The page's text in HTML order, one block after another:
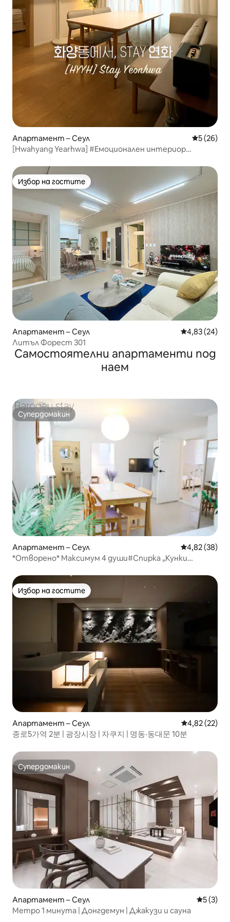
Апартамент – Сеул Средна
5 (26)
[Hwahyang Yearhwa] #Емоционален интериор
„Конкук“ #Пазаруване в Seongsu #Асансьор #Ново #3
климатика
Избор на гостите
Избор на гостите
Апартамент – Сеул Средна
4,83 (24)
Литъл Форест 301
Самостоятелни апартаменти под
наем
Супердомакин
Супердомакин
Апартамент – Сеул Средна
4,82 (38)
*Отворено* Максимум 4 души#Спирка „Кунки
парк#Река Ханган в Туксим#Дългосрочен престой е
добре дошъл
Избор на гостите
Избор на гостите
Апартамент – Сеул Средна
4,82 (22)
종로5가역 2분 | 광장시장 | 자쿠지 | 명동·동대문 10분
Супердомакин
Супердомакин
Апартамент – Сеул Средна
5 (3)
Метро 1 минута | Донгдемун | Джакузи и сауна